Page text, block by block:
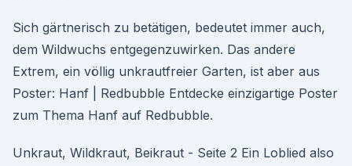
Sich gärtnerisch zu betätigen, bedeutet immer auch,
dem Wildwuchs entgegenzuwirken. Das andere
Extrem, ein völlig unkrautfreier Garten, ist aber aus
Poster: Hanf | Redbubble Entdecke einzigartige Poster
zum Thema Hanf auf Redbubble.
Unkraut, Wildkraut, Beikraut - Seite 2 Ein Loblied also